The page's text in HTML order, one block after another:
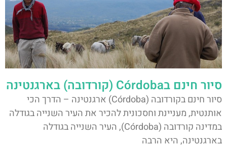
סיור חינם בCórdoba (קורדובה) בארגנטינה
סיור חינם בקורדובה (Córdoba) ארגנטינה – הדרך הכי
אותנטית, מעניינת וחסכונית להכיר את העיר השנייה בגודלה
במדינה קורדובה (Córdoba), העיר השנייה בגודלה
בארגנטינה, היא הרבה